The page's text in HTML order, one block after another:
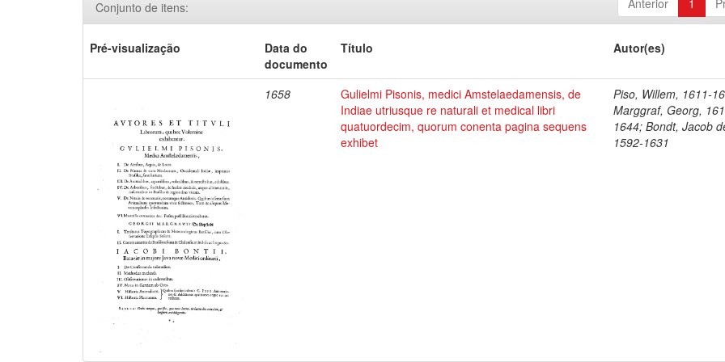
Anterior 1
Conjunto de itens:
Pré-visualização
Data do
documento
Título Autor(es)
1658
Gulielmi Pisonis, medici Amstelaedamensis, de
Indiae utriusque re naturali et medical libri
quatuordecim, quorum conenta pagina sequens
exhibet
Piso, Willem, 1611-
Marggraf, Georg,
1644; Bondt, Jacob
1592-1631